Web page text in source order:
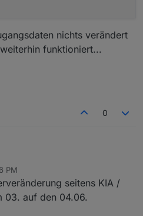
nichts verändert
funktioniert...
0
im Klartext. Auch wenn man die
wieder öffnet.
wird ist die PIN, die man
ich wegen was Anderem hier.
bei euch noch?
die Daten nicht mehr
PM
seitens KIA /
03. auf den 04.06.